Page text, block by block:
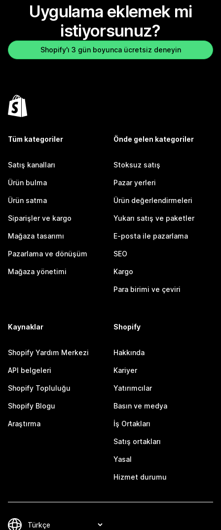
Uygulama eklemek mi
istiyorsunuz?
Shopify'ı 3 gün boyunca ücretsiz deneyin
Tüm kategoriler
Satış kanalları
Ürün bulma
Ürün satma
Siparişler ve kargo
Mağaza tasarımı
Pazarlama ve dönüşüm
Mağaza yönetimi
Önde gelen kategoriler
Stoksuz satış
Pazar yerleri
Ürün değerlendirmeleri
Yukarı satış ve paketler
E-posta ile pazarlama
SEO
Kargo
Para birimi ve çeviri
Kaynaklar
Shopify Yardım Merkezi
API belgeleri
Shopify Topluluğu
Shopify Blogu
Araştırma
Shopify
Hakkında
Kariyer
Yatırımcılar
Basın ve medya
İş Ortakları
Satış ortakları
Yasal
Hizmet durumu